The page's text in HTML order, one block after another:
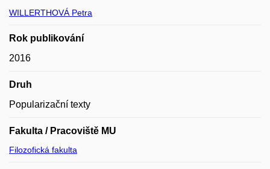
WILLERTHOVÁ Petra
Rok publikování
2016
Druh
Popularizační texty
Fakulta / Pracoviště MU
Filozofická fakulta